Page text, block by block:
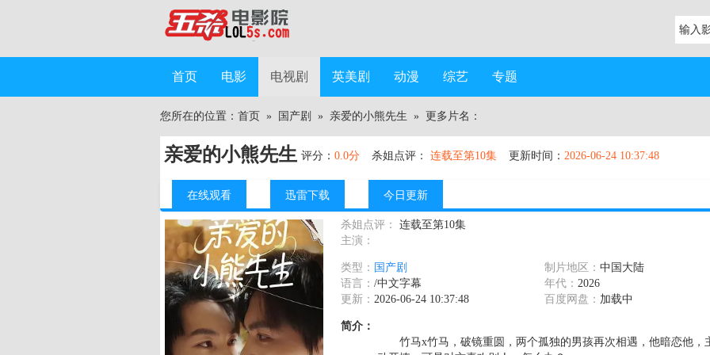
首页 电影 电视剧 英美剧 动漫 综艺 专题
您所在的位置： 首页 » 国产剧 » 亲爱的小熊先生 » 更多片名：
亲爱的小熊先生 评分： 0.0分 杀姐点评： 连载至第10集 更新时间： 2026-06-24 10:37:48
在线观看 迅雷下载 今日更新
杀姐点评：
连载至第10集
主演：
类型： 国产剧
语言： /中文字幕
更新： 2026-06-24 10:37:48
制片地区： 中国大陆
年代： 2026
百度网盘： 加载中
简介：
竹马x竹马，破镜重圆，两个孤独的男孩再次相遇，他暗恋他，